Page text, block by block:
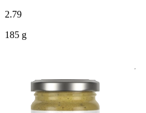
2.79
185 g